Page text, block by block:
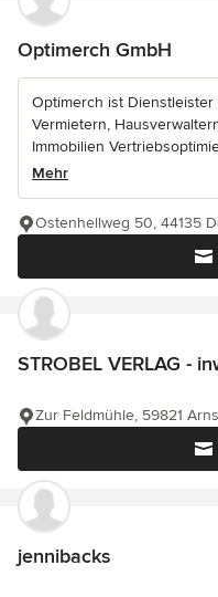
Optimerch GmbH
Optimerch ist
Vermietern,
Immobilien
Mehr
Ostenhellweg 50, 44135
STROBEL VERLAG -
Zur Feldmühle, 59821
jennibacks